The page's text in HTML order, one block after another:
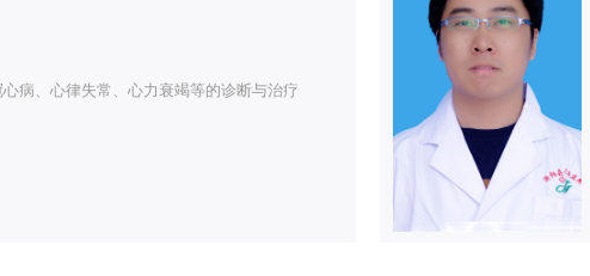
病、心律失常、心力衰竭等的诊断与治疗